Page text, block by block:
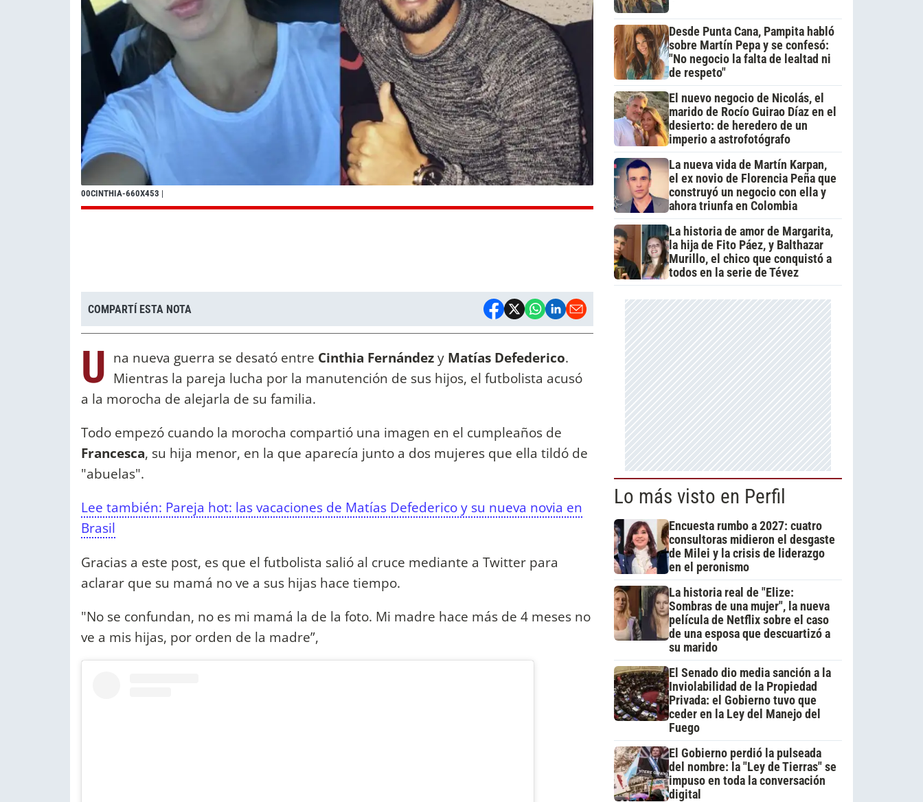
00CINTHIA-660X453 |
COMPARTÍ ESTA NOTA
U na nueva guerra se desató entre Cinthia Fernándezy Matías Defederico.
Mientras la pareja lucha por la manutención de sus hijos, el futbolista acusó
a la morocha de alejarla de su familia.
Todo empezó cuando la morocha compartió una imagen en el cumpleaños de
Francesca, su hija menor, en la que aparecía junto a dos mujeres que ella tildó de
"abuelas".
Lee también: Pareja hot: las vacaciones de Matías Defederico y su nueva novia en
Brasil
Gracias a este post, es que el futbolista salió al cruce mediante a Twitter para
aclarar que su mamá no ve a sus hijas hace tiempo.
"No se confundan, no es mi mamá la de la foto. Mi madre hace más de 4 meses no
ve a mis hijas, por orden de la madre”,
Desde Punta Cana, Pampita habló
sobre Martín Pepa y se confesó:
"No negocio la falta de lealtad ni
de respeto"
El nuevo negocio de Nicolás, el
marido de Rocío Guirao Díaz en el
desierto: de heredero de un
imperio a astrofotógrafo
La nueva vida de Martín Karpan,
el ex novio de Florencia Peña que
construyó un negocio con ella y
ahora triunfa en Colombia
La historia de amor de Margarita,
la hija de Fito Páez, y Balthazar
Murillo, el chico que conquistó a
todos en la serie de Tévez
Lo más visto en Perfil
Encuesta rumbo a 2027: cuatro
consultoras midieron el desgaste
de Milei y la crisis de liderazgo
en el peronismo
La historia real de "Elize:
Sombras de una mujer", la nueva
película de Netflix sobre el caso
de una esposa que descuartizó a
su marido
El Senado dio media sanción a la
Inviolabilidad de la Propiedad
Privada: el Gobierno tuvo que
ceder en la Ley del Manejo del
Fuego
El Gobierno perdió la pulseada
del nombre: la "Ley de Tierras" se
impuso en toda la conversación
digital